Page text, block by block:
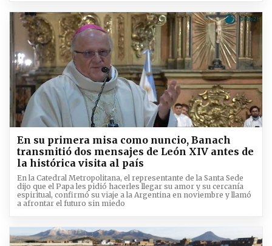
En su primera misa como nuncio, Banach
transmitió dos mensajes de León XIV antes de
la histórica visita al país
En la Catedral Metropolitana, el representante de la Santa Sede
dijo que el Papa les pidió hacerles llegar su amor y su cercanía
espiritual, confirmó su viaje a la Argentina en noviembre y llamó
a afrontar el futuro sin miedo